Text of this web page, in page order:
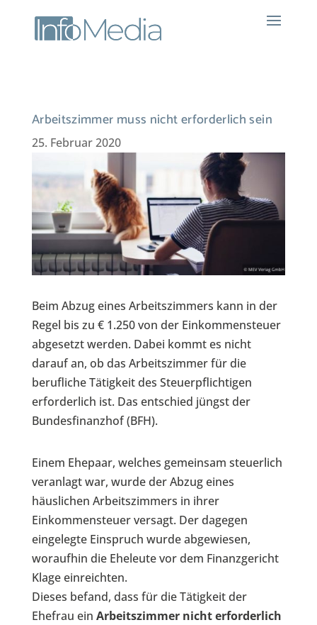
Arbeitszimmer muss nicht erforderlich sein
25. Februar 2020
Beim Abzug eines Arbeitszimmers kann in der
Regel bis zu € 1.250 von der Einkommensteuer
abgesetzt werden. Dabei kommt es nicht
darauf an, ob das Arbeitszimmer für die
berufliche Tätigkeit des Steuerpflichtigen
erforderlich ist. Das entschied jüngst der
Bundesfinanzhof (BFH).
Einem Ehepaar, welches gemeinsam steuerlich
veranlagt war, wurde der Abzug eines
häuslichen Arbeitszimmers in ihrer
Einkommensteuer versagt. Der dagegen
eingelegte Einspruch wurde abgewiesen,
woraufhin die Eheleute vor dem Finanzgericht
Klage einreichten.
Dieses befand, dass für die Tätigkeit der
Ehefrau ein Arbeitszimmer nicht erforderlich